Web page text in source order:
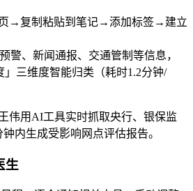
→复制粘贴到笔记→添加标签→建立
警、新闻通报、交通管制等信息，
三维度智能归类（耗时1.2分钟/
伟用AI工具实时抓取央行、银保监
内生成受影响网点评估报告。
生